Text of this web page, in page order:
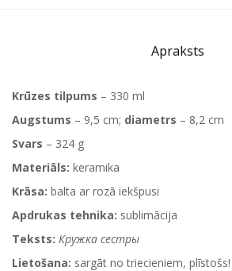
Apraksts
Krūzes tilpums – 330 ml
Augstums – 9,5 cm; diametrs – 8,2 cm
Svars – 324 g
Materiāls: keramika
Krāsa: balta ar rozā iekšpusi
Apdrukas tehnika: sublimācija
Teksts: Кружка сестры
Lietošana: sargāt no triecieniem, plīstošs!